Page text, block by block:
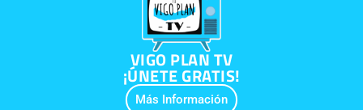
VIGO PLAN TV
¡ÚNETE GRATIS!
Más Información